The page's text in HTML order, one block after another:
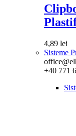
4,89 lei
Sisteme
+40 771